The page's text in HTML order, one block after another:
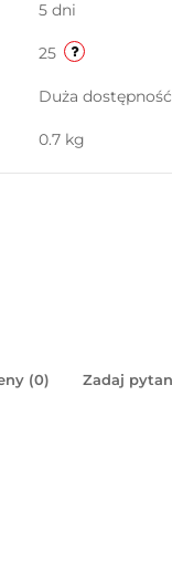
5 dni
25
Duża dostępność
0.7 kg
(0) Zadaj